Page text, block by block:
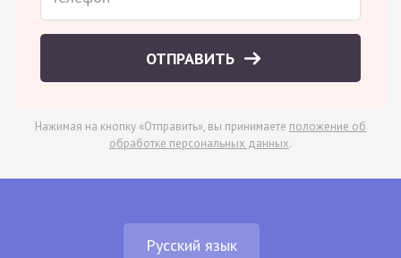
ОТПРАВИТЬ
Нажимая на кнопку «Отправить», вы принимаете положение об
обработке персональных данных.
Русский язык